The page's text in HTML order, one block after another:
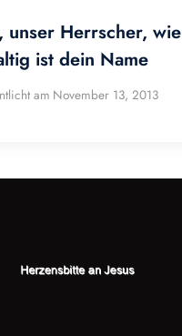
unser Herrscher, wie
ist dein Name
am November 13, 2013